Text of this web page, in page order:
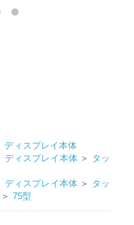
ディスプレイ本体
ディスプレイ本体 ＞
タッ
ディスプレイ本体 ＞
タッ
＞ 75型